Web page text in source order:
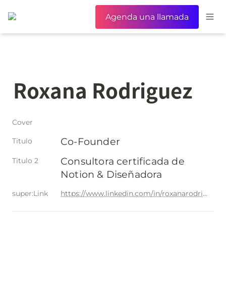
Agenda una llamada
Roxana Rodriguez
Cover
Titulo Co-Founder
Titulo 2
Consultora certificada de
Notion & Diseñadora
super:Link https://www.linkedin.com/in/roxanarodriguezc/